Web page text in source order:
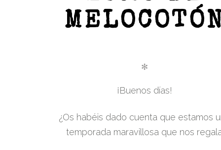
MELOCOTÓN
✻
¡Buenos días!
¿Os habéis dado cuenta que estamos
temporada maravillosa que nos